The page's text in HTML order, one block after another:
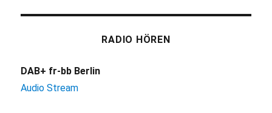
RADIO HÖREN
DAB+ fr-bb Berlin
Audio Stream